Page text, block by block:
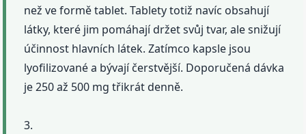
než ve formě tablet. Tablety totiž navíc obsahují
látky, které jim pomáhají držet svůj tvar, ale snižují
účinnost hlavních látek. Zatímco kapsle jsou
lyofilizované a bývají čerstvější. Doporučená dávka
je 250 až 500 mg třikrát denně.
3.